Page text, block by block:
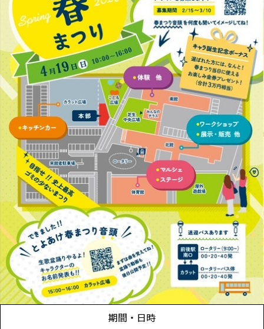
期間・日時